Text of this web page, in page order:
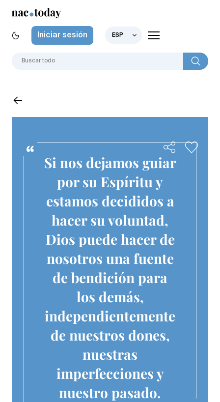
Iniciar sesión ESP
Si nos dejamos guiar
por su Espíritu y
estamos decididos a
hacer su voluntad,
Dios puede hacer de
nosotros una fuente
de bendición para
los demás,
independientemente
de nuestros dones,
nuestras
imperfecciones y
nuestro pasado.